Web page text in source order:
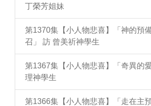
丁榮芳姐妹
第1370集【小人物悲喜】「神的預
召」 訪 曾美祈神學生
第1367集【小人物悲喜】「奇異的
理神學生
第1366集【小人物悲喜】「走在主